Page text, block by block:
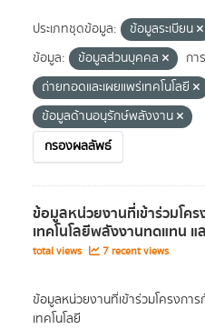
ประเภทชุดข้อมูล: ข้อมูลระเบียน
ข้อมูล:
ข้อมูลส่วนบุคคล กา
ถ่ายทอดและเผยแพร่เทคโนโลยี
ข้อมูลด้านอนุรักษ์พลังงาน
กรองผลลัพธ์
ข้อมูลหน่วยงานที่เข้าร่วมโค
เทคโนโลยีพลังงานทดแทน
total views
7 recent views
ข้อมูลหน่วยงานที่เข้าร่วมโครงกา
เทคโนโลยี